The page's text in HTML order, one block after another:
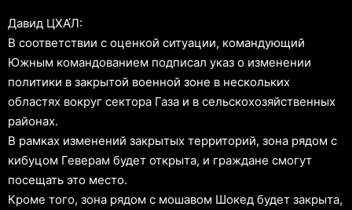
Давид ЦХА́Л:
В соответствии с оценкой ситуации, командующий
Южным командованием подписал указ о изменении
политики в закрытой военной зоне в нескольких
областях вокруг сектора Газа и в сельскохозяйственных
районах.
В рамках изменений закрытых территорий, зона рядом с
кибуцом Геверам будет открыта, и граждане смогут
посещать это место.
Кроме того, зона рядом с мошавом Шокед будет закрыта,